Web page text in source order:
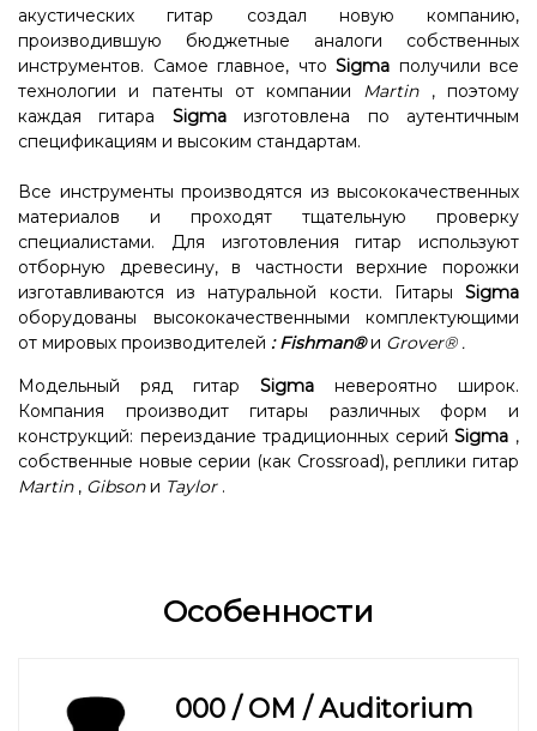
акустических гитар создал новую компанию,
производившую бюджетные аналоги собственных
инструментов. Самое главное, что Sigma получили все
технологии и патенты от компании Martin, поэтому
каждая гитара Sigmaизготовлена ​​по аутентичным
спецификациям и высоким стандартам.
Все инструменты производятся из высококачественных
материалов и проходят тщательную проверку
специалистами. Для изготовления гитар используют
отборную древесину, в частности верхние порожки
изготавливаются из натуральной кости. Гитары Sigma
оборудованы высококачественными комплектующими
от мировых производителей :Fishman® и Grover® .
Модельный ряд гитар Sigma невероятно широк.
Компания производит гитары различных форм и
конструкций: переиздание традиционных серийSigma ,
собственные новые серии (как Crossroad), реплики гитар
Martin, Gibsonи Taylor.
Особенности
000 / OM / Auditorium